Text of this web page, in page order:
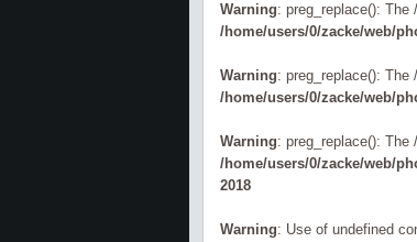
Warning: preg_replace():
/home/users/0/zacke/web/
Warning: preg_replace():
/home/users/0/zacke/web/
Warning: preg_replace():
/home/users/0/zacke/web/
2018
Warning: Use of undefined